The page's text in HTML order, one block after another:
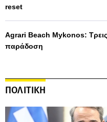
reset
Agrari Beach Mykonos: Τρεις
παράδοση
ΠΟΛΙΤΙΚΗ